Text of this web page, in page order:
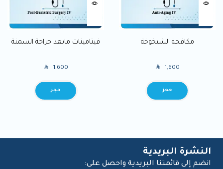
فيتامينات مابعد جراحة السمنة
SAR 1,600
BOOK
مكافحة الشيخوخة
SAR 1,600
BOOK
النشرة البريدية
انضم إلى قائمتنا البريدية واحصل على: